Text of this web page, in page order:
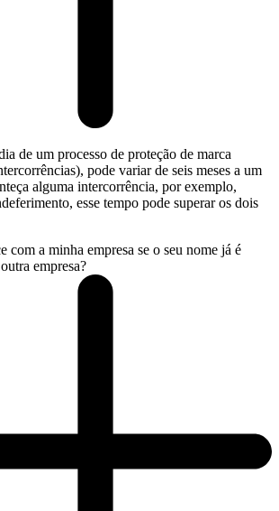
de um processo de proteção de marca
pode variar de seis meses a um
alguma intercorrência, por exemplo,
esse tempo pode superar os dois
com a minha empresa se o seu nome já é
empresa?